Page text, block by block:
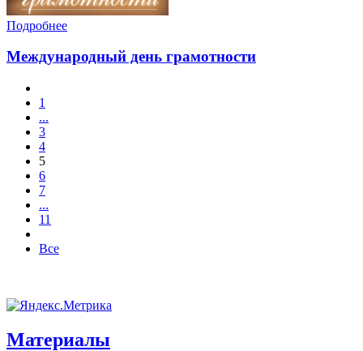
Подробнее
Международный день грамотности
1
...
3
4
5
6
7
...
11
Все
Материалы